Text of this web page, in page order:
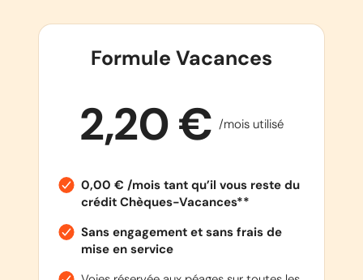
Formule Vacances
2,20 € /mois utilisé
0,00 € /mois tant qu’il vous reste du
crédit Chèques-Vacances**
Sans engagement et sans frais de
mise en service